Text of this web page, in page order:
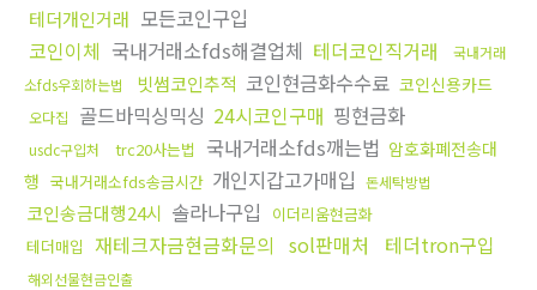
테더개인거래 모든코인구입
코인이체 국내거래소fds해결업체 테더코인직거래
국내거래
소fds우회하는법
빗썸코인추적 코인현금화수수료 코인신용카드
오다집 골드바믹싱믹싱 24시코인구매 핑현금화
usdc구입처 trc20사는법 국내거래소fds깨는법 암호화폐전송대
행 국내거래소fds송금시간 개인지갑고가매입 돈세탁방법
코인송금대행24시 솔라나구입
이더리움현금화
테더매입 재테크자금현금화문의 sol판매처 테더tron구입
해외선물현금인출